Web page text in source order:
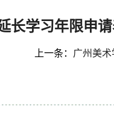
长学习年限申
上一条： 广州美